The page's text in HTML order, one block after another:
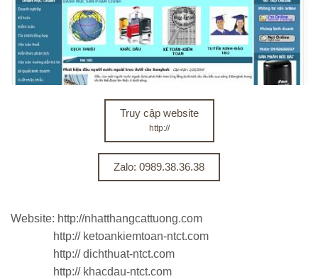
Truy cập website
http://
Zalo: 0989.38.36.38
Website: http://nhatthangcattuong.com
http:// ketoankiemtoan-ntct.com
http:// dichthuat-ntct.com
http:// khacdau-ntct.com